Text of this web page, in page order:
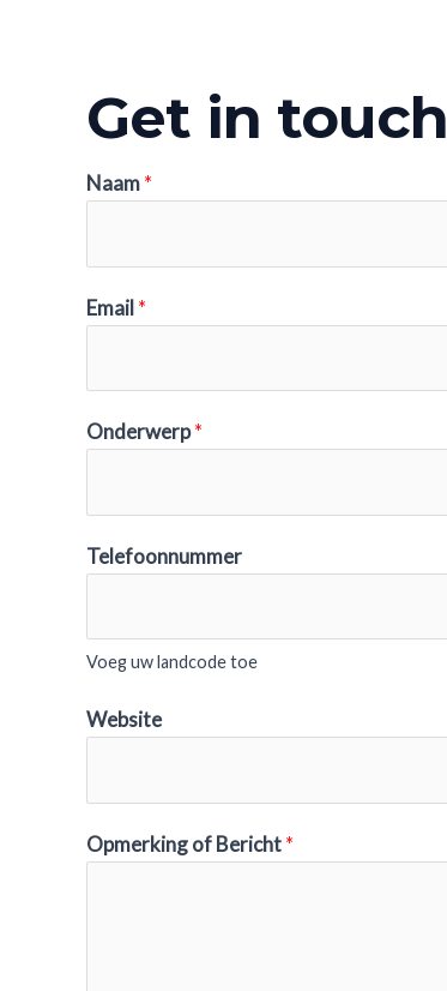
Get in touch
Naam*
Email*
Onderwerp*
Telefoonnummer
Voeg uw landcode toe
Website
Opmerking of Bericht*